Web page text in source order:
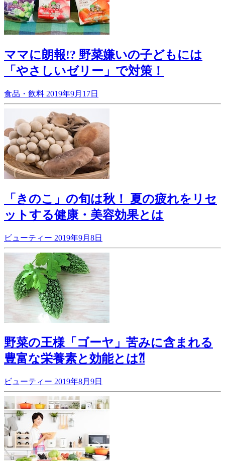
ママに朗報!? 野菜嫌いの子どもには
「やさしいゼリー」で対策！
食品・飲料 2019年9月17日
「きのこ」の旬は秋！ 夏の疲れをリセ
ットする健康・美容効果とは
ビューティー 2019年9月8日
野菜の王様「ゴーヤ」苦みに含まれる
豊富な栄養素と効能とは⁈
ビューティー 2019年8月9日